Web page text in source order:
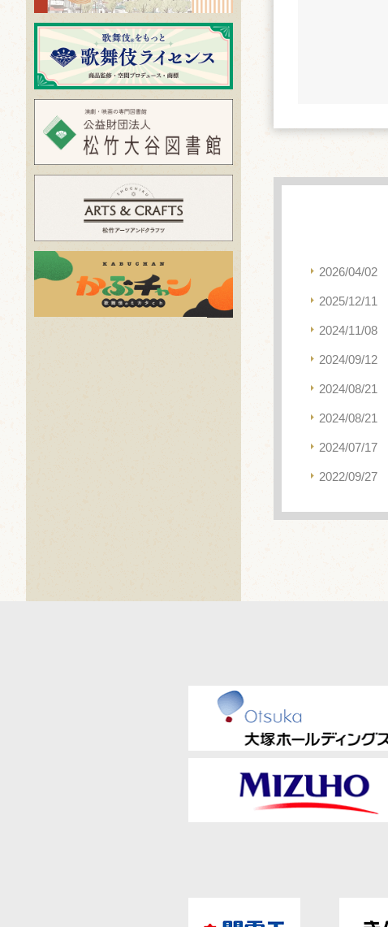
2026/04/02
2025/12/11
2024/11/08
2024/09/12
2024/08/21
2024/08/21
2024/07/17
2022/09/27